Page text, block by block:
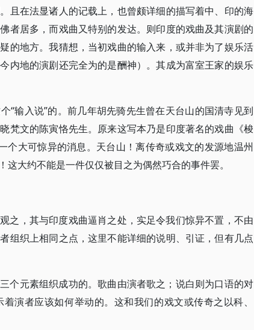
且在法显诸人的记载上，也曾颇详细的描写着中、印的海
者居多，而戏曲又特别的发达。则印度的戏曲及其演剧的
的地方。我猜想，当初戏曲的输入来，或并非为了娱乐活
内地的演剧还完全为的是酬神）。其成为富室王家的娱乐
“输入说”的。前几年胡先骑先生曾在天台山的国清寺见到
梵文的陈寅恪先生。原来这写本乃是印度著名的戏曲《梭
大可惊异的消息。天台山！离传奇或戏文的发源地温州
大约不能是一件仅仅被目之为偶然巧合的事件罢。
之，其与印度戏曲逼肖之处，实足令我们惊异不置，不由
组织上相同之点，这里不能详细的说明、引证，但有几点
个元素组织成功的。歌曲由演者歌之；说白则为口语的对
演者应该如何举动的。这和我们的戏文或传奇之以科、